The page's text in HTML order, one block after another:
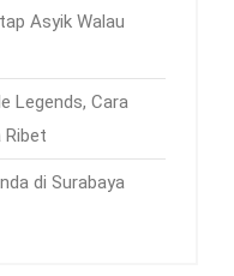
Asyik Walau
Legends, Cara
Ribet
di Surabaya